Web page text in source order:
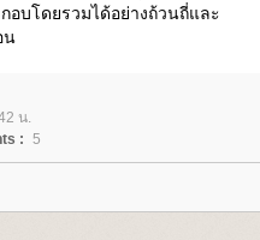
บโดยรวมได้อย่างถ้วนถี่และ
น
น.
: 5